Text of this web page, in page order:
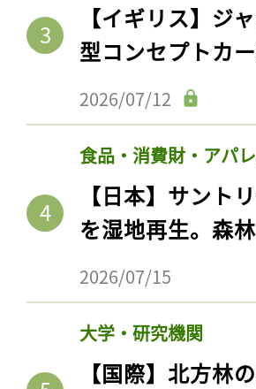
【イギリス】ジ
型コンセプトカ
2026/07/12
食品・消費財・アパ
【日本】サント
を湿地再生。森
2026/07/15
大学・研究機関
【国際】北方林